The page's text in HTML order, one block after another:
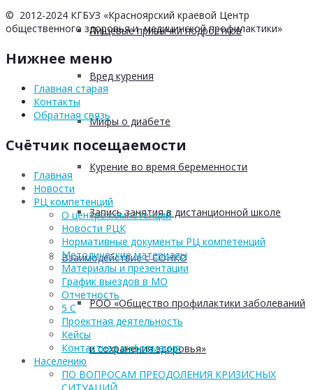
Пищевые привычки подростков
Вред курения
Мифы о диабете
Курение во время беременности
Запись занятия в дистанционной школе
Взаимодействие с СОНКО
РОО «Общество профилактики заболеваний
и сохранения здоровья»
© 2012-2024 КГБУЗ «Красноярский краевой Центр
общественного здоровья и медицинской профилактики»
Нижнее меню
Главная старая
Контакты
Обратная связь
Счётчик посещаемости
Главная
Новости
РЦ компетенций
О центре компетенций
Новости РЦК
Нормативные документы РЦ компетенций
Методические материалы
Материалы и презентации
График выездов в МО
Отчетность
5 С
Проектная деятельность
Кейсы
Контактная информация
Населению
ПО ВОПРОСАМ ПРЕОДОЛЕНИЯ КРИЗИСНЫХ